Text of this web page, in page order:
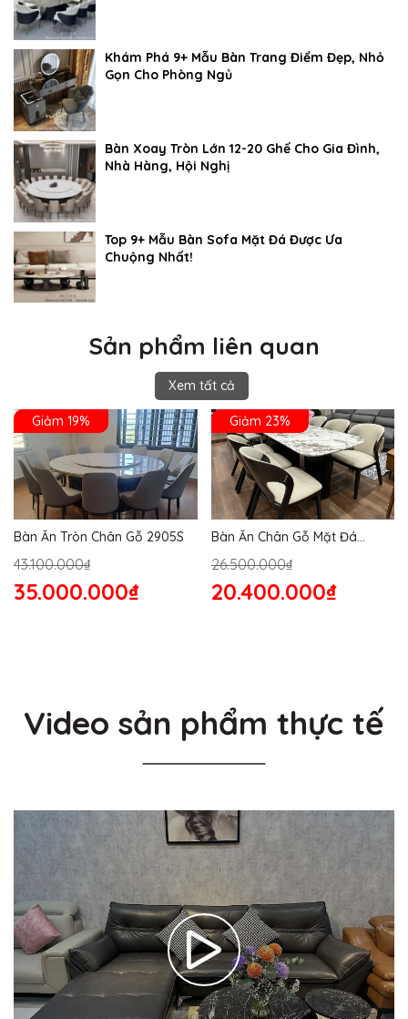
Khám Phá 9+ Mẫu Bàn Trang Điểm Đẹp, Nhỏ
Gọn Cho Phòng Ngủ
Bàn Xoay Tròn Lớn 12-20 Ghế Cho Gia Đình,
Nhà Hàng, Hội Nghị
Top 9+ Mẫu Bàn Sofa Mặt Đá Được Ưa
Chuộng Nhất!
Sản phẩm liên quan
Xem tất cả
Giảm 19%
Bàn Ăn Tròn Chân Gỗ 2905S
43.100.000₫
35.000.000₫
Giảm 23%
Bàn Ăn Chân Gỗ Mặt Đá
26.500.000₫
20.400.000₫
Video sản phẩm thực tế